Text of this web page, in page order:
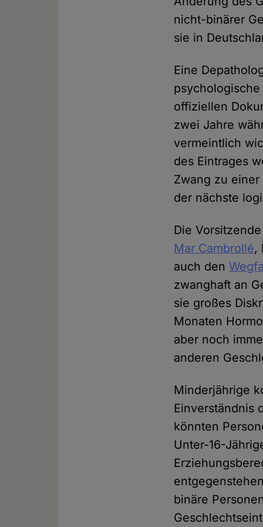
nicht-binärer
sie in
Eine
offiziellen
zwei Jahre
vermeintlich
des Eintrages
Zwang zu
der nächste
Die
Mar Cambrollé,
auch den
zwanghaft an
sie großes
Monaten
aber noch
anderen
Minderjährige
Einverständnis
könnten
Unter-16-
binäre